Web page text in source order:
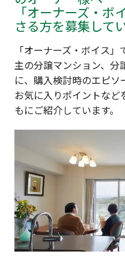
「オーナーズ・ボ
さる⽅を募集して
「オーナーズ・ボイス
主の分譲マンション、分
に、購入検討時のエピ
お気に入りポイントなど
もにご紹介しています。